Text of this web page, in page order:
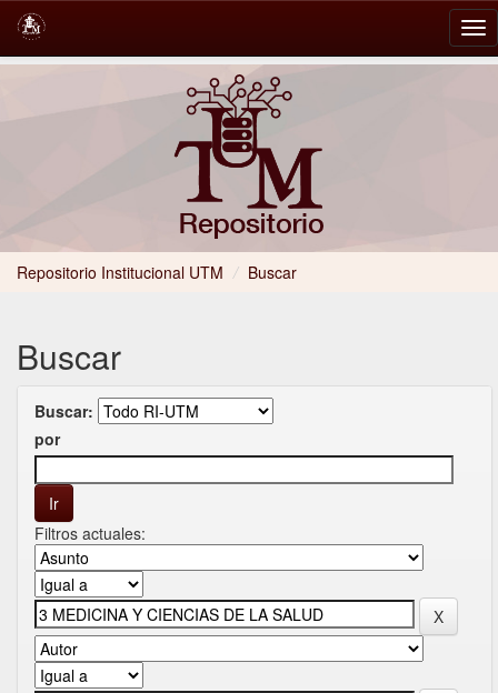
Repositorio Institucional UTM / Buscar
Buscar
Buscar:
por
Filtros actuales: